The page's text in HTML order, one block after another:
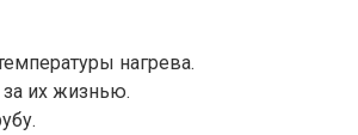
нагрева.
их жизнью.